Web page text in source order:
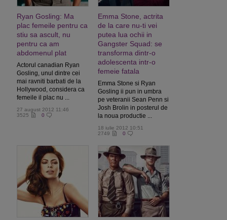
Ryan Gosling: Ma
plac femeile pentru ca
stiu sa ascult, nu
pentru ca am
abdomenul plat
Actorul canadian Ryan
Gosling, unul dintre cei
mai ravniti barbati de la
Hollywood, considera ca
femeile il plac nu ...
27 august 2012 11:46
3525
0
Emma Stone, actrita
de la care nu-ti vei
putea lua ochii in
Gangster Squad: se
transforma dintr-o
adolescenta intr-o
femeie fatala
Emma Stone si Ryan
Gosling ii pun in umbra
pe veteranii Sean Penn si
Josh Brolin in posterul de
la noua productie ...
18 iulie 2012 10:51
2749
0